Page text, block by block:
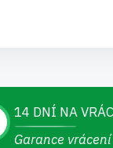
14 DNÍ NA
Garance